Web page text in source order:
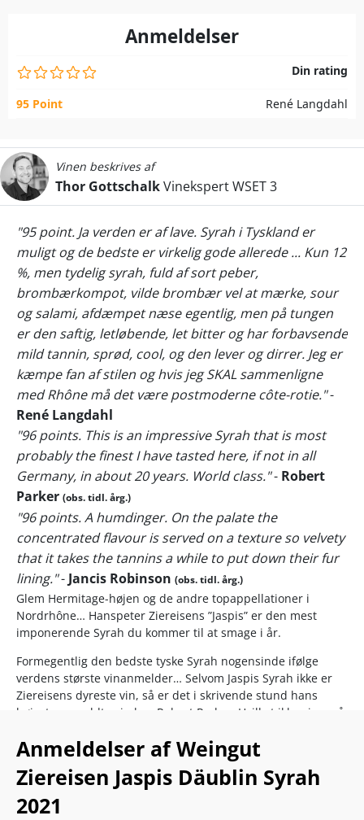
Anmeldelser
Din rating
95 Point René Langdahl
Vinen beskrives af
Thor GottschalkVinekspert WSET 3
"95 point. Ja verden er af lave. Syrah i Tyskland er
muligt og de bedste er virkelig gode allerede ... Kun 12
%, men tydelig syrah, fuld af sort peber,
brombærkompot, vilde brombær vel at mærke, sour
og salami, afdæmpet næse egentlig, men på tungen
er den saftig, letløbende, let bitter og har forbavsende
mild tannin, sprød, cool, og den lever og dirrer. Jeg er
kæmpe fan af stilen og hvis jeg SKAL sammenligne
med Rhône må det være postmoderne côte-rotie."-
René Langdahl
"96 points. This is an impressive Syrah that is most
probably the finest I have tasted here, if not in all
Germany, in about 20 years. World class."- Robert
Parker (obs. tidl. årg.)
"96 points. A humdinger. On the palate the
concentrated flavour is served on a texture so velvety
that it takes the tannins a while to put down their fur
lining."- Jancis Robinson (obs. tidl. årg.)
Glem Hermitage-højen og de andre topappellationer i
Nordrhône… Hanspeter Ziereisens ”Jaspis” er den mest
imponerende Syrah du kommer til at smage i år.
Formegentlig den bedste tyske Syrah nogensinde ifølge
verdens største vinanmelder… Selvom Jaspis Syrah ikke er
Ziereisens dyreste vin, så er det i skrivende stund hans
højeste anmeldte vin hos Robert Parker. Hvilket ikke siger så
Du får nu muligheden for at smage efterfølgeren i årgang
2021, der stadig mangler at få Robert Parkers blåstempel,
men tendensen peger kun én vej for Tysklands kultvinmager
– OP!
Anmeldelser af Weingut
Ziereisen Jaspis Däublin Syrah
2021